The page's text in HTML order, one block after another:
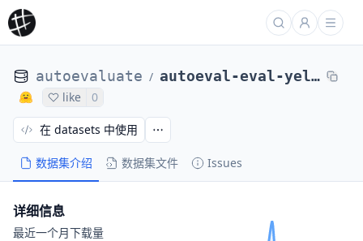
autoevaluate / autoeval-eval-yelp_review_full-yelp_review_full-eaf569-2208570837
like 0
数据集介绍 数据集文件 Issues
在 datasets 中使用
详细信息
最近一个月下载量